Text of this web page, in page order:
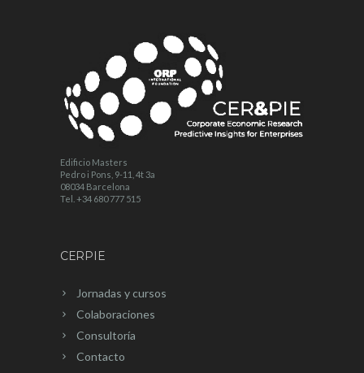
Edificio Masters
Pedro i Pons, 9-11, 4t 3a
08034 Barcelona
Tel. +34 680 777 515
CERPIE
Jornadas y cursos
Colaboraciones
Consultoría
Contacto